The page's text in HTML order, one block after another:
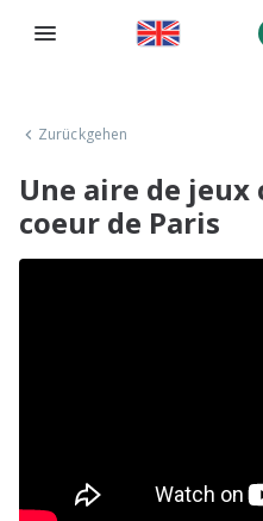
Zurückgehen
Une aire de
coeur de Paris